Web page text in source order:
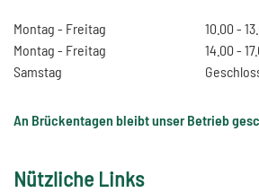
Montag - Freitag
10.00 -
Montag - Freitag
14.00 -
Samstag
An Brückentagen bleibt unser Betrieb
Nützliche Links